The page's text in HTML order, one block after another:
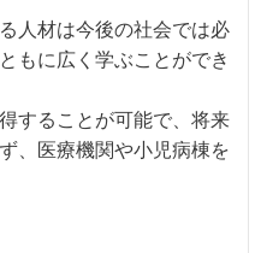
人材は今後の社会では必
もに広く学ぶことができ
することが可能で、将来
、医療機関や小児病棟を